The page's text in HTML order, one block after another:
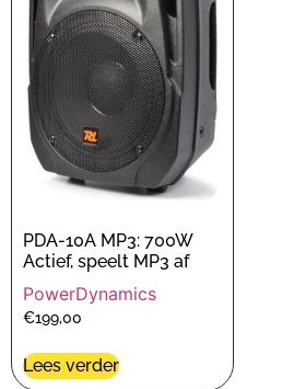
PDA-10A MP3: 700W
Actief, speelt MP3 af
PowerDynamics
€199,00
Lees verder